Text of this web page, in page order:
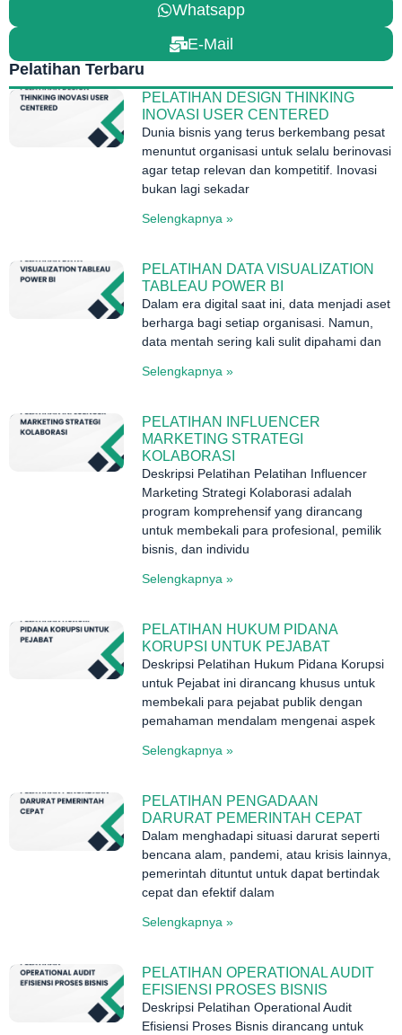
Whatsapp
E-Mail
Pelatihan Terbaru
PELATIHAN DESIGN THINKING
INOVASI USER CENTERED
Dunia bisnis yang terus berkembang pesat
menuntut organisasi untuk selalu berinovasi
agar tetap relevan dan kompetitif. Inovasi
bukan lagi sekadar
Selengkapnya »
PELATIHAN DATA VISUALIZATION
TABLEAU POWER BI
Dalam era digital saat ini, data menjadi aset
berharga bagi setiap organisasi. Namun,
data mentah sering kali sulit dipahami dan
Selengkapnya »
PELATIHAN INFLUENCER
MARKETING STRATEGI
KOLABORASI
Deskripsi Pelatihan Pelatihan Influencer
Marketing Strategi Kolaborasi adalah
program komprehensif yang dirancang
untuk membekali para profesional, pemilik
bisnis, dan individu
Selengkapnya »
PELATIHAN HUKUM PIDANA
KORUPSI UNTUK PEJABAT
Deskripsi Pelatihan Hukum Pidana Korupsi
untuk Pejabat ini dirancang khusus untuk
membekali para pejabat publik dengan
pemahaman mendalam mengenai aspek
Selengkapnya »
PELATIHAN PENGADAAN
DARURAT PEMERINTAH CEPAT
Dalam menghadapi situasi darurat seperti
bencana alam, pandemi, atau krisis lainnya,
pemerintah dituntut untuk dapat bertindak
cepat dan efektif dalam
Selengkapnya »
PELATIHAN OPERATIONAL AUDIT
EFISIENSI PROSES BISNIS
Deskripsi Pelatihan Operational Audit
Efisiensi Proses Bisnis dirancang untuk